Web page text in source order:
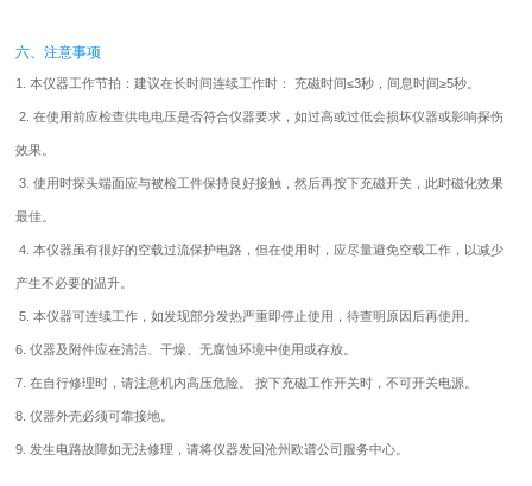
六、注意事项
1. 本仪器工作节拍：建议在长时间连续工作时： 充磁时间≤3秒，间息时间≥5秒。
2. 在使用前应检查供电电压是否符合仪器要求，如过高或过低会损坏仪器或影响探伤
效果。
3. 使用时探头端面应与被检工件保持良好接触，然后再按下充磁开关，此时磁化效果
最佳。
4. 本仪器虽有很好的空载过流保护电路，但在使用时，应尽量避免空载工作，以减少
产生不必要的温升。
5. 本仪器可连续工作，如发现部分发热严重即停止使用，待查明原因后再使用。
6. 仪器及附件应在清洁、干燥、无腐蚀环境中使用或存放。
7. 在自行修理时，请注意机内高压危险。 按下充磁工作开关时，不可开关电源。
8. 仪器外壳必须可靠接地。
9. 发生电路故障如无法修理，请将仪器发回沧州欧谱公司服务中心。